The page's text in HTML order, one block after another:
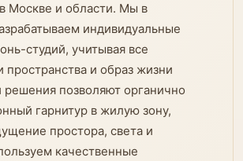
Москве и области. Мы в
индивидуальные
студий, учитывая все
пространства и образ жизни
позволяют органично
гарнитур в жилую зону,
простора, света и
качественные